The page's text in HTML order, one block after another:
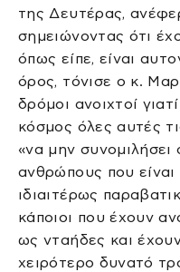
της Δευτέρας,
σημειώνοντας ότι
όπως είπε, είναι
όρος, τόνισε ο κ.
δρόμοι ανοιχτοί
κόσμος όλες αυτές
«να μην
ανθρώπους που είναι
ιδιαιτέρως
κάποιοι που έχουν
ως νταήδες και
χειρότερο δυνατό